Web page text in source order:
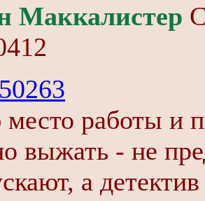
Маккалистер
работы и
выжать - не
а